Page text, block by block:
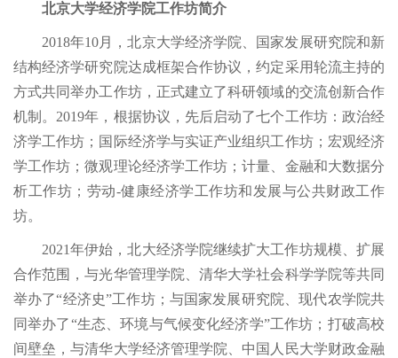
北京大学经济学院工作坊简介
2018年10月，北京大学经济学院、国家发展研究院和新
结构经济学研究院达成框架合作协议，约定采用轮流主持的
方式共同举办工作坊，正式建立了科研领域的交流创新合作
机制。2019年，根据协议，先后启动了七个工作坊：政治经
济学工作坊；国际经济学与实证产业组织工作坊；宏观经济
学工作坊；微观理论经济学工作坊；计量、金融和大数据分
析工作坊；劳动-健康经济学工作坊和发展与公共财政工作
坊。
2021年伊始，北大经济学院继续扩大工作坊规模、扩展
合作范围，与光华管理学院、清华大学社会科学学院等共同
举办了“经济史”工作坊；与国家发展研究院、现代农学院共
同举办了“生态、环境与气候变化经济学”工作坊；打破高校
间壁垒，与清华大学经济管理学院、中国人民大学财政金融